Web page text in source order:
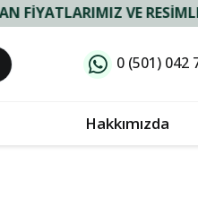
VE
0 (501) 042
Hakkımızda